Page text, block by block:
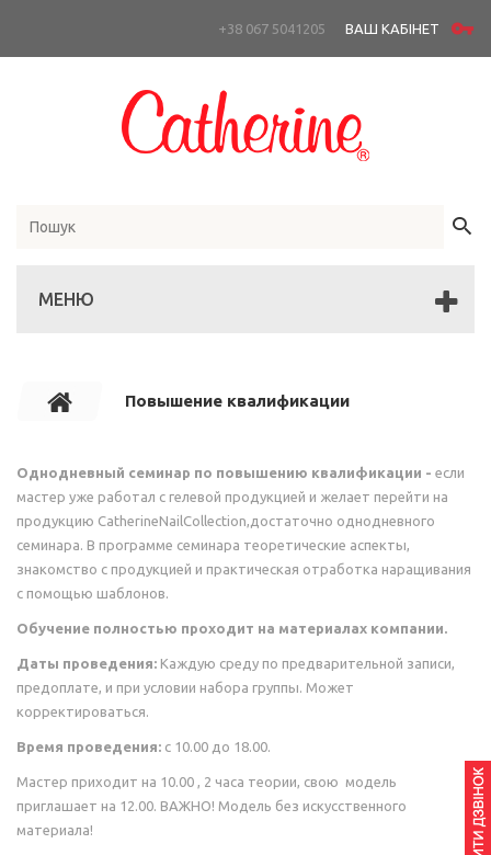
+38 067 5041205 ВАШ КАБІНЕТ
МЕНЮ
Повышение квалификации
Однодневный семинар по повышению квалификации - если
мастер уже работал с гелевой продукцией и желает перейти на
продукцию CatherineNailCollection,достаточно однодневного
семинара. В программе семинара теоретические аспекты,
знакомство с продукцией и практическая отработка наращивания
с помощью шаблонов.
Обучение полностью проходит на материалах компании.
Даты проведения: Каждую среду по предварительной записи,
предоплате, и при условии набора группы. Может
корректироваться.
Время проведения: с 10.00 до 18.00.
Мастер приходит на 10.00 , 2 часа теории, свою модель
приглашает на 12.00. ВАЖНО! Модель без искусственного
материала!